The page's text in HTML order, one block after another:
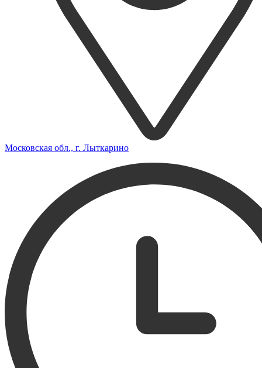
Московская обл., г. Лыткарино